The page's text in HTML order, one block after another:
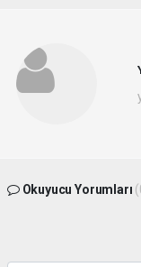
Okuyucu Yorumları